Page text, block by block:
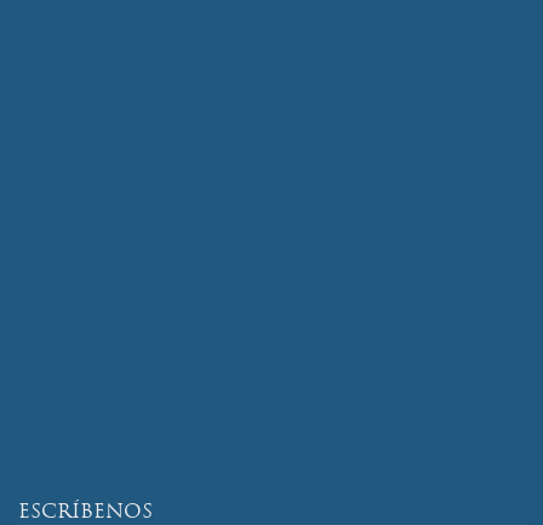
ESCRÍBENOS